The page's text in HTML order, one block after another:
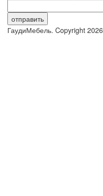
ГаудиМебель. Copyright 2026